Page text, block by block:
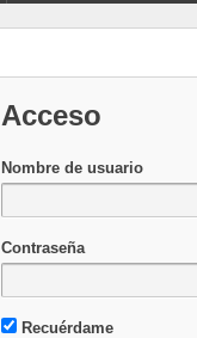
Acceso
Nombre de usuario
Contraseña
Recuérdame